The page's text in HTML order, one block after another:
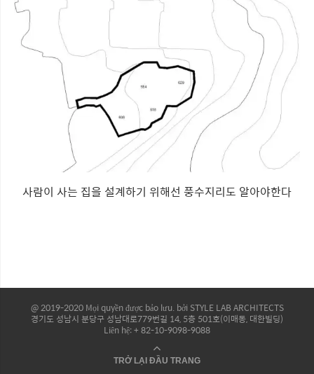
사람이 사는 집을 설계하기 위해선 풍수지리도 알아야한다
@ 2019-2020 Mọi quyền được bảo lưu. bởi STYLE LAB ARCHITECTS
경기도 성남시 분당구 성남대로779번길 14, 5층 501호(이매동, 대한빌딩)
Liên hệ: + 82-10-9098-9088
TRỞ LẠI ĐẦU TRANG